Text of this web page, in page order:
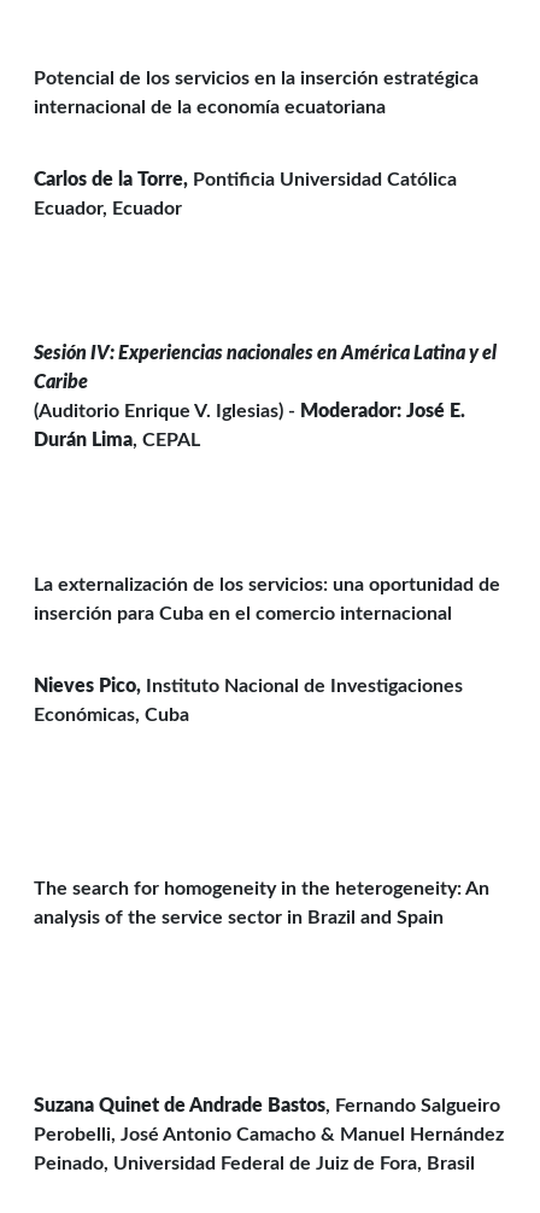
Potencial de los servicios en la inserción estratégica
internacional de la economía ecuatoriana
Carlos de la Torre, Pontificia Universidad Católica
Ecuador, Ecuador
Sesión IV: Experiencias nacionales en América Latina y el
Caribe
(Auditorio Enrique V. Iglesias) - Moderador: José E.
Durán Lima, CEPAL
La externalización de los servicios: una oportunidad de
inserción para Cuba en el comercio internacional
Nieves Pico, Instituto Nacional de Investigaciones
Económicas, Cuba
The search for homogeneity in the heterogeneity: An
analysis of the service sector in Brazil and Spain
Suzana Quinet de Andrade Bastos, Fernando Salgueiro
Perobelli, José Antonio Camacho & Manuel Hernández
Peinado, Universidad Federal de Juiz de Fora, Brasil